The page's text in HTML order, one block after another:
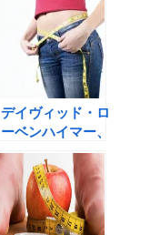
デイヴィッド・ロ
ーベンハイマー、
スティーヴン・
Ｊ・シンプソンの
科学者たちが語る
食欲の書評